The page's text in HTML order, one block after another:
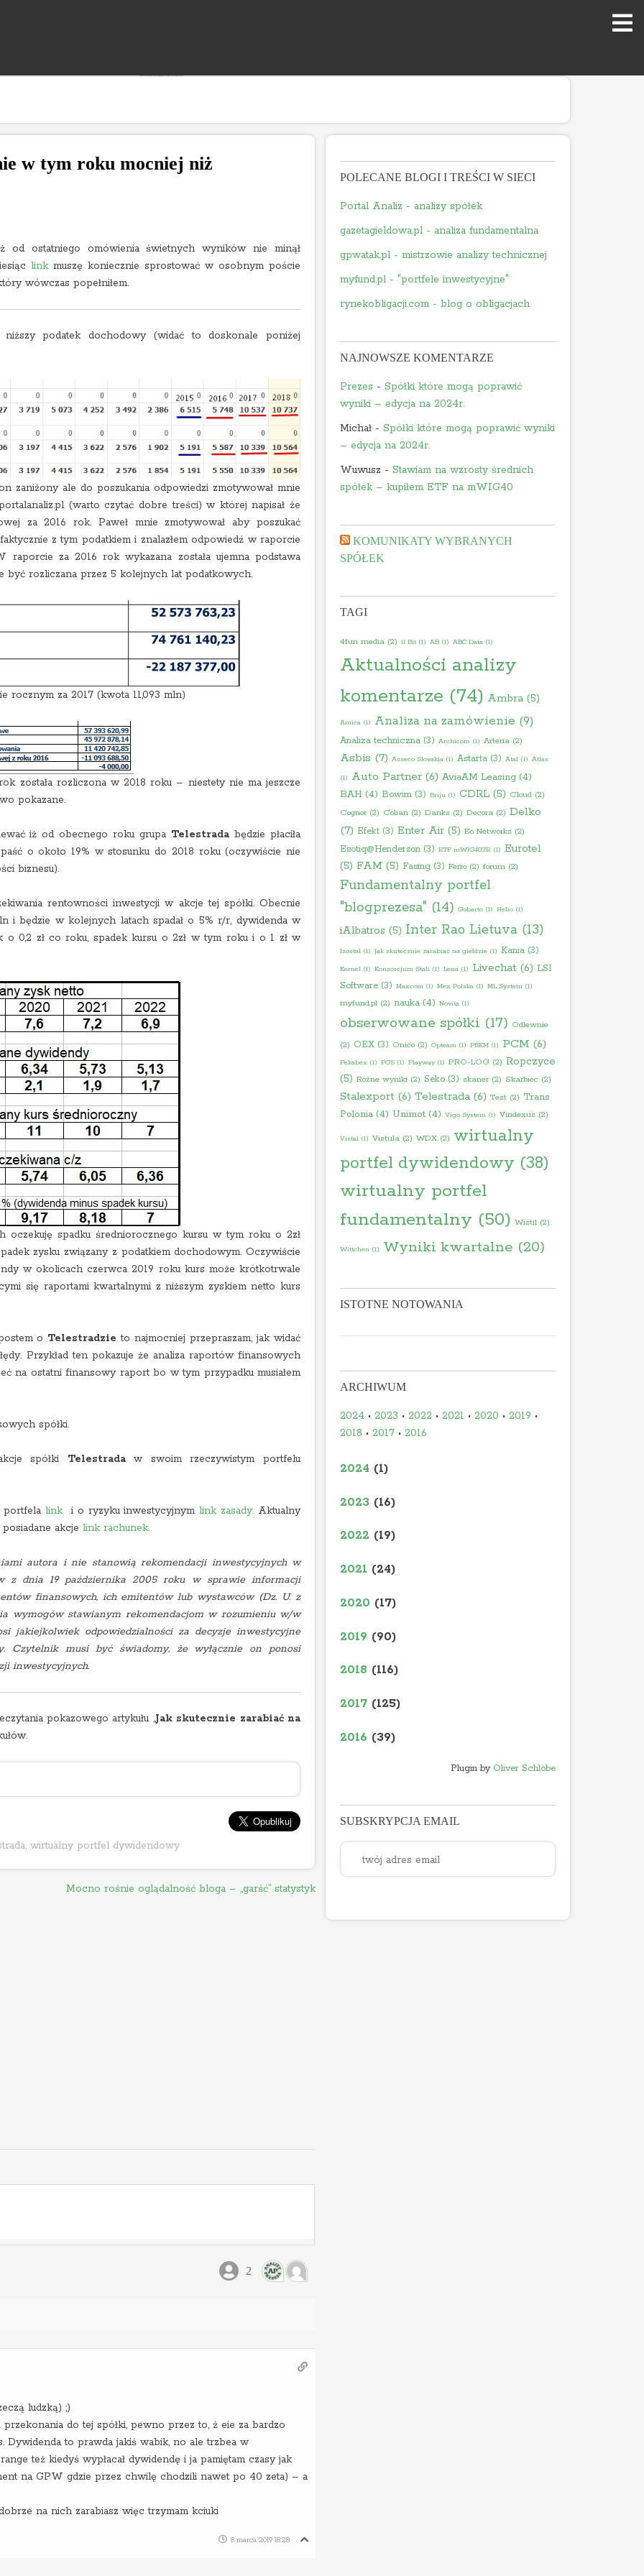
w tym roku mocniej niż
od ostatniego omówienia świetnych wyników nie minął
linkmuszę koniecznie sprostować w osobnym poście
wówczas popełniłem.
podatek dochodowy (widać to doskonale poniżej
zaniżony ale do poszukania odpowiedzi zmotywował mnie
(warto czytać dobre treści) w której napisał że
za 2016 rok. Paweł mnie zmotywował aby poszukać
z tym podatkiem i znalazłem odpowiedź w raporcie
za 2016 rok wykazana została ujemna podstawa
być rozliczana przez 5 kolejnych lat podatkowych.
rocznym za 2017 (kwota 11,093 mln)
została rozliczona w 2018 roku – niestety nie ma jeszcze
pokazane.
iż od obecnego roku grupa Telestrada będzie płaciła
o około 19% w stosunku do 2018 roku (oczywiście nie
biznesu).
rentowności inwestycji w akcje tej spółki. Obecnie
i będzie w kolejnych latach spadał o 5% r/r, dywidenda w
o 0,2 zł co roku, spadek kursu o 2zł w tym roku i o 1 zł w
oczekuję spadku średniorocznego kursu w tym roku o 2zł
zysku związany z podatkiem dochodowym. Oczywiście
w okolicach czerwca 2019 roku kurs może krótkotrwale
się raportami kwartalnymi z niższym zyskiem netto kurs
o Telestradzie to najmocniej przepraszam, jak widać
Przykład ten pokazuje że analiza raportów finansowych
na ostatni finansowy raport bo w tym przypadku musiałem
spółki.
spółki Telestrada
w swoim rzeczywistym portfelu
portfelalinki o ryzyku inwestycyjnymlink zasady. Aktualny
akcje link rachunek.
autora i nie stanowią rekomendacji inwestycyjnych w
z dnia 19 października 2005 roku w sprawie informacji
finansowych, ich emitentów lub wystawców (Dz. U. z
wymogów stawianym rekomendacjom w rozumieniu w/w
jakiejkolwiek odpowiedzialności za decyzje inwestycyjne
Czytelnik musi być świadomy, że wyłącznie on ponosi
inwestycyjnych.
pokazowego artykułu „Jak skutecznie zarabiać na
, wirtualny portfel dywidendowy
Mocno rośnie oglądalność bloga – „garść” statystyk
2
ludzką) ;)
przekonania do tej spółki, pewno przez to, ż eie za bardzo
Dywidenda to prawda jakiś wabik, no ale trzbea w
też kiedyś wypłacał dywidendę i ja pamiętam czasy jak
na GPW gdzie przez chwilę chodzili nawet po 40 zeta) – a
na nich zarabiasz więc trzymam kciuki
8 marca 2019 18:28
POLECANE BLOGI I TREŚCI W SIECI
Portal Analiz - analizy spółek
gazetagieldowa.pl - analiza fundamentalna
gpwatak.pl - mistrzowie analizy technicznej
myfund.pl - "portfele inwestycyjne"
rynekobligacji.com - blog o obligacjach
NAJNOWSZE KOMENTARZE
Prezes - Spółki które mogą poprawić
wyniki – edycja na 2024r.
Michał - Spółki które mogą poprawić wyniki
– edycja na 2024r.
Wuwusz - Stawiam na wzrosty średnich
spółek – kupiłem ETF na mWIG40
KOMUNIKATY WYBRANYCH
SPÓŁEK
TAGI
4fun media (2) 11 Bit(1) AB (1) ABC Data (1)
Aktualności analizy
komentarze (74) Ambra (5)
Amica (1) Analiza na zamówienie (9)
Analiza techniczna (3) Archicom (1) Arteria (2)
Asbis (7) Asseco Slovakia (1) Astarta (3) Atal (1) Atlas
(1) Auto Partner (6) AviaAM Leasing (4)
BAH (4) Bowim (3) Briju (1) CDRL (5) Cloud (2)
Cognor (2) Colian (2) Danks (2) Decora (2) Delko
(7) Efekt (3) Enter Air (5) Eo Networks (2)
Esotiq@Henderson (3) ETF mWIG40TR (1) Eurotel
(5) FAM (5) Fasing (3) Ferro (2) forum (2)
Fundamentalny portfel
"blogprezesa" (14) Gobarto (1) Helio (1)
iAlbatros (5) Inter Rao Lietuva (13)
Izostal (1) Jak skutecznie zarabiać na giełdzie (1) Kania (3)
Kernel (1) Konsorcjum Stali (1) Lena (1) Livechat (6) LSI
Software (3) Maxcom (1) Mex Polska (1) ML System (1)
myfund.pl (2) nauka (4) Novita (1)
obserwowane spółki (17) Odlewnie
(2) OEX (3) Onico (2) Opteam (1) PBKM (1) PCM (6)
Pekabex (1) PGS (1) Playway(1) PRO-LOG (2) Ropczyce
(5) Różne wyniki (2) Seko (3) skaner (2) Skarbiec (2)
Stalexport (6) Telestrada (6) Test (2) Trans
Polonia (4) Unimot (4) Vigo System (1) Vindexus (2)
Vistal (1) Vistula (2) WDX (2) wirtualny
portfel dywidendowy (38)
wirtualny portfel
fundamentalny (50) Wistil (2)
Wittchen (1) Wyniki kwartalne (20)
ISTOTNE NOTOWANIA
ARCHIWUM
2024 • 2023 • 2022 • 2021 • 2020 • 2019 •
2018 • 2017 • 2016
2024 (1)
2023 (16)
2022 (19)
2021 (24)
2020 (17)
2019 (90)
2018 (116)
2017 (125)
2016 (39)
Plugin by Oliver Schlöbe
SUBSKRYPCJA EMAIL